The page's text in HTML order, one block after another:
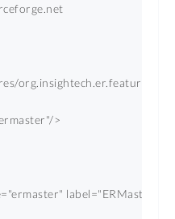
/>
="ermaster" label="ERMaster"